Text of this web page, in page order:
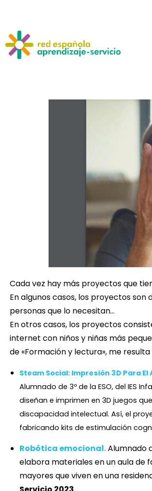
Cada vez hay más proyectos que
En algunos casos, los proyectos
personas que lo necesitan…
En otros casos, los proyectos
internet con niños y niñas más
de «Formación y lectura», me
Steam Social: Impresión 3D Para El
Alumnado de 3º de la ESO, del IES
diseñan e imprimen en 3D juegos
discapacidad intelectual. Así, el
fabricando kits de estimulación
Robótica emocional.Alumnado
elabora materiales en un aula de
mayores que viven en una